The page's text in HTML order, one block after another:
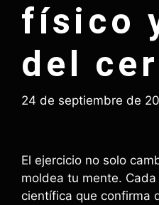
físico
del
24 de septiembre de
El ejercicio no solo
moldea tu mente.
científica que confirma